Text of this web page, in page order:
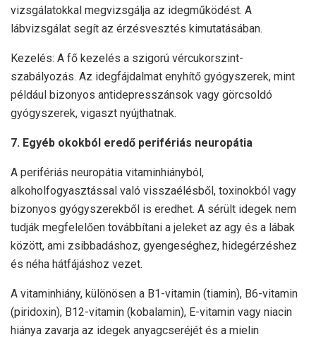
vizsgálatokkal megvizsgálja az idegműködést. A
lábvizsgálat segít az érzésvesztés kimutatásában.
Kezelés: A fő kezelés a szigorú vércukorszint-
szabályozás. Az idegfájdalmat enyhítő gyógyszerek, mint
például bizonyos antidepresszánsok vagy görcsoldó
gyógyszerek, vigaszt nyújthatnak.
7. Egyéb okokból eredő perifériás neuropátia
A perifériás neuropátia vitaminhiányból,
alkoholfogyasztással való visszaélésből, toxinokból vagy
bizonyos gyógyszerekből is eredhet. A sérült idegek nem
tudják megfelelően továbbítani a jeleket az agy és a lábak
között, ami zsibbadáshoz, gyengeséghez, hidegérzéshez
és néha hátfájáshoz vezet.
A vitaminhiány, különösen a B1-vitamin (tiamin), B6-vitamin
(piridoxin), B12-vitamin (kobalamin), E-vitamin vagy niacin
hiánya zavarja az idegek anyagcseréjét és a mielin